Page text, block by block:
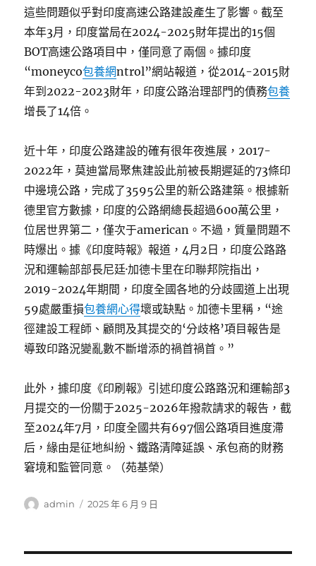
這些問題似乎對印度高速公路建設產生了影響。截至
本年3月，印度當局在2024-2025財年提出的15個
BOT高速公路項目中，僅同意了兩個。據印度
“moneyco包養網ntrol”網站報道，從2014-2015財
年到2022-2023財年，印度公路治理部門的債務包養
增長了14倍。
近十年，印度公路建設的確有很年夜進展，2017-
2022年，莫迪當局聚焦建設此前被長期遲延的73條印
中邊境公路，完成了3595公里的新公路建築。根據新
德里官方數據，印度的公路網總長超過600萬公里，
位居世界第二，僅次于american。不過，質量問題不
時爆出。據《印度時報》報道，4月2日，印度公路路
況和運輸部部長尼廷·加德卡里在印聯邦院指出，
2019-2024年期間，印度全國各地的分歧國道上出現
59處嚴重損包養網心得壞或缺點。加德卡里稱，“途
徑建設工程師、顧問及其提交的‘分歧格’項目報告是
導致印路況變亂數不斷增添的禍首禍首。”
此外，據印度《印刷報》引述印度公路路況和運輸部3
月提交的一份關于2025-2026年撥款請求的報告，截
至2024年7月，印度全國共有697個公路項目進度滯
后，緣由是征地糾紛、鐵路清障延誤、承包商的財務
窘境和監管同意。（苑基榮）
作
admin
發
2025 年 6 月 9 日